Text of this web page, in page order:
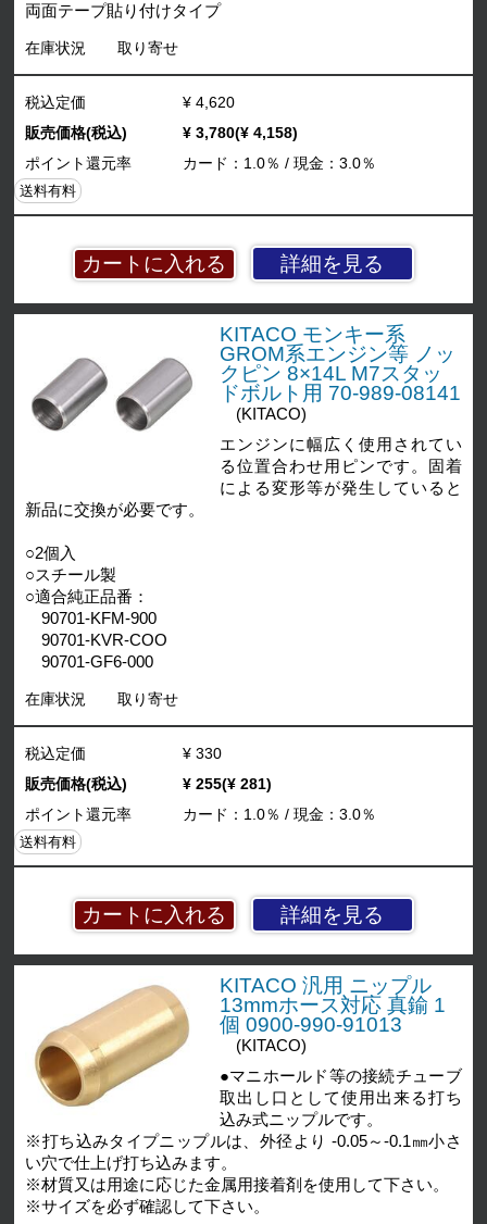
両面テープ貼り付けタイプ
在庫状況 取り寄せ
詳細を見る
税込定価
¥ 4,620
販売価格(税込)
¥ 3,780(¥ 4,158)
ポイント還元率
カード：1.0％ / 現金：3.0％
送料有料
KITACO モンキー系
GROM系エンジン等 ノッ
クピン 8×14L M7スタッ
ドボルト用 70-989-08141
(KITACO)
エンジンに幅広く使用されてい
る位置合わせ用ピンです。固着
による変形等が発生していると
新品に交換が必要です。
○2個入
○スチール製
○適合純正品番：
90701-KFM-900
90701-KVR-COO
90701-GF6-000
在庫状況 取り寄せ
詳細を見る
税込定価
¥ 330
販売価格(税込)
¥ 255(¥ 281)
ポイント還元率
カード：1.0％ / 現金：3.0％
送料有料
KITACO 汎用 ニップル
13mmホース対応 真鍮 1
個 0900-990-91013
(KITACO)
●マニホールド等の接続チューブ
取出し口として使用出来る打ち
込み式ニップルです。
※打ち込みタイプニップルは、外径より -0.05～-0.1㎜小さ
い穴で仕上げ打ち込みます。
※材質又は用途に応じた金属用接着剤を使用して下さい。
※サイズを必ず確認して下さい。